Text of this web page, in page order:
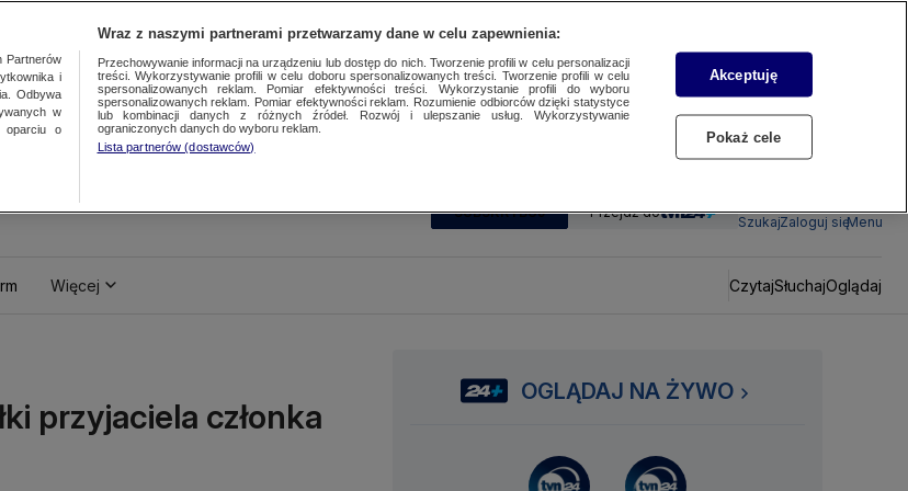
SUBSKRYBUJ Przejdź do
SzukajZaloguj sięMenu
Więcej CzytajSłuchajOglądaj
przyjaciela członka
OGLĄDAJ NA ŻYWO
Partnerów
i
Odbywa
w
oparciu o
Wraz z naszymi partnerami przetwarzamy dane w celu zapewnienia:
Przechowywanie informacji na urządzeniu lub dostęp do nich. Tworzenie profili w celu personalizacji
treści. Wykorzystywanie profili w celu doboru spersonalizowanych treści. Tworzenie profili w celu
spersonalizowanych reklam. Pomiar efektywności treści. Wykorzystanie profili do wyboru
spersonalizowanych reklam. Pomiar efektywności reklam. Rozumienie odbiorców dzięki statystyce
lub kombinacji danych z różnych źródeł. Rozwój i ulepszanie usług. Wykorzystywanie
ograniczonych danych do wyboru reklam.
Lista partnerów (dostawców)
Akceptuję
Pokaż cele